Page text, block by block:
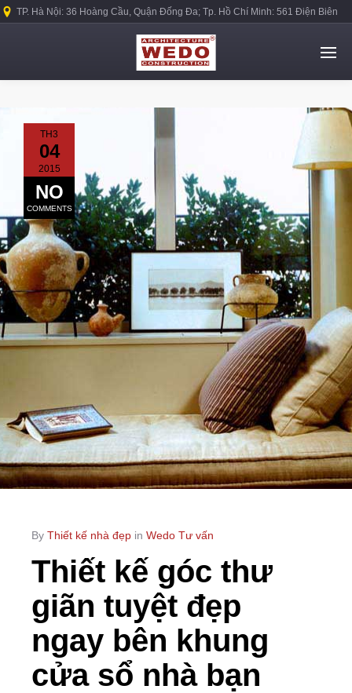
TP. Hà Nội: 36 Hoàng Cầu, Quận Đống Đa; Tp. Hồ Chí Minh: 561 Điện Biên
TH3
04
2015
NO
COMMENTS
By Thiết kế nhà đẹp in Wedo Tư vấn
Thiết kế góc thư
giãn tuyệt đẹp
ngay bên khung
cửa sổ nhà bạn